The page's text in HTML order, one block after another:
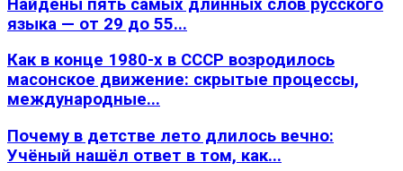
Найдены пять самых длинных слов русского
языка — от 29 до 55...
Как в конце 1980-х в СССР возродилось
масонское движение: скрытые процессы,
международные...
Почему в детстве лето длилось вечно:
Учёный нашёл ответ в том, как...